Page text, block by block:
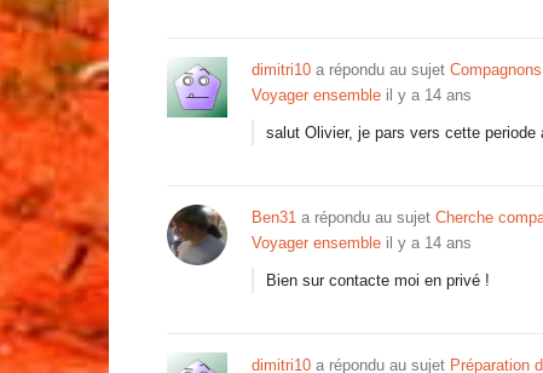
dimitri10 a répondu au sujet
Voyager ensemble il y a 14 ans
salut Olivier, je pars vers cette periode
Ben31 a répondu au sujet Cherche
Voyager ensemble il y a 14 ans
Bien sur contacte moi en privé !
dimitri10 a répondu au sujet Préparation